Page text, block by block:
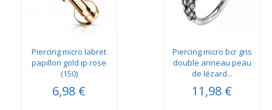
Piercing micro labret
papillon gold ip rose
(150)
6,98 €
Piercing micro bcr gris
double anneau peau
de lézard...
11,98 €